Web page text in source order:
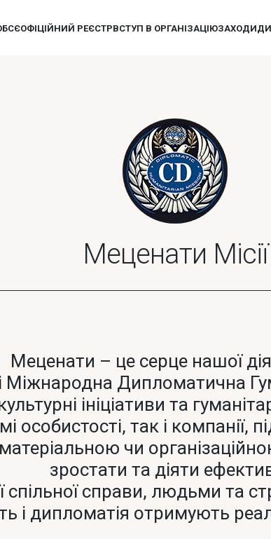
ОФІЦІЙНИЙ РЕЄСТРВСТУП В ОРГАНІЗАЦІЮЗАХОДИ
Меценати Місії
Меценати – це серце нашої
Міжнародна Дипломатична
ініціативи та
так і компанії,
чи
зростати та діяти
справи, людьми та
і дипломатія отримують